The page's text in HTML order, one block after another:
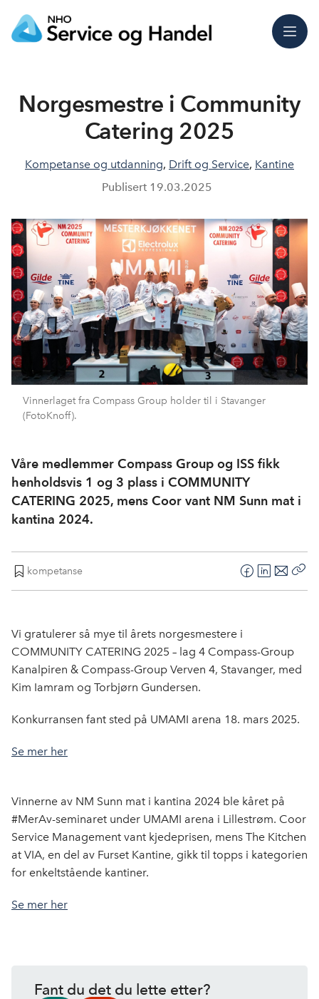
Meny
Norgesmestre i Community
Catering 2025
Kompetanse og utdanning, Drift og Service, Kantine
Publisert 19.03.2025
Vinnerlaget fra Compass Group holder til i Stavanger
(FotoKnoff).
Våre medlemmer Compass Group og ISS fikk
henholdsvis 1 og 3 plass i COMMUNITY
CATERING 2025, mens Coor vant NM Sunn mat i
kantina 2024.
kompetanse
F
a
e
L
i
e
I
E
-
Vi gratulerer så mye til årets norgesmestere i
COMMUNITY CATERING 2025 – lag 4 Compass-Group
Kanalpiren & Compass-Group Verven 4, Stavanger, med
Kim Iamram og Torbjørn Gundersen.
Konkurransen fant sted på UMAMI arena 18. mars 2025.
Se mer her
Vinnerne av NM Sunn mat i kantina 2024 ble kåret på
#MerAv-seminaret under UMAMI arena i Lillestrøm. Coor
Service Management vant kjedeprisen, mens The Kitchen
at VIA, en del av Furset Kantine, gikk til topps i kategorien
for enkeltstående kantiner.
Se mer her
Fant du det du lette etter?